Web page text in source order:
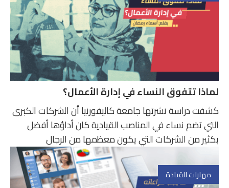
لماذا تتفوق النساء في إدارة الأعمال؟
كشفت دراسة نشرتها جامعة كاليفورنيا أن الشركات الكبرى
التي تضم نساء في المناصب القيادية كان أداؤها أفضل
بكثير من الشركات التي يكون معظمها من الرجال
مهارات القيادة